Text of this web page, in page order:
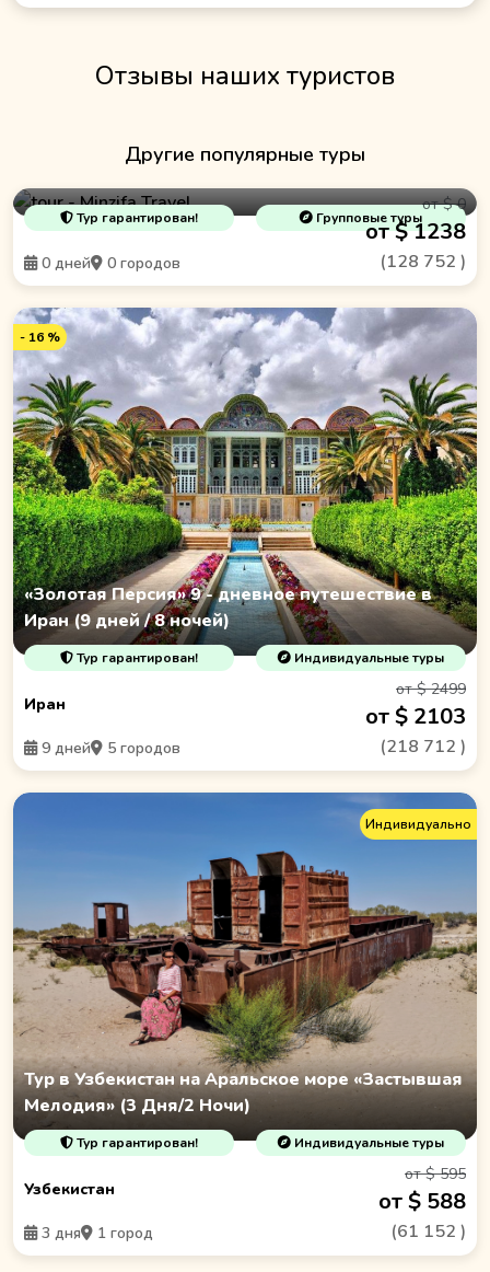
Отзывы наших туристов
Другие популярные туры
Тур гарантирован! Групповые туры
0 дней 0 городов
от $ 0
от $ 1238
(128 752 )
- 16 %
«Золотая Персия» 9 - дневное путешествие в
Иран (9 дней / 8 ночей)
Тур гарантирован! Индивидуальные туры
Иран
9 дней 5 городов
от $ 2499
от $ 2103
(218 712 )
Индивидуально
Тур в Узбекистан на Аральское море «Застывшая
Мелодия» (3 Дня/2 Ночи)
Тур гарантирован! Индивидуальные туры
Узбекистан
3 дня 1 город
от $ 595
от $ 588
(61 152 )